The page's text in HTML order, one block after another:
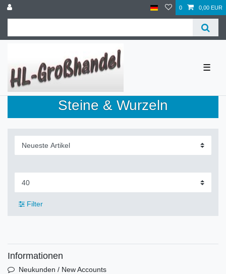
0 0,00 EUR
☰
Steine & Wurzeln
Filter
Informationen
Neukunden / New Accounts